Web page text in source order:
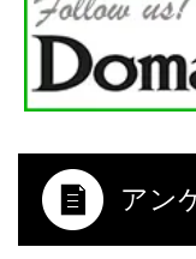
アン